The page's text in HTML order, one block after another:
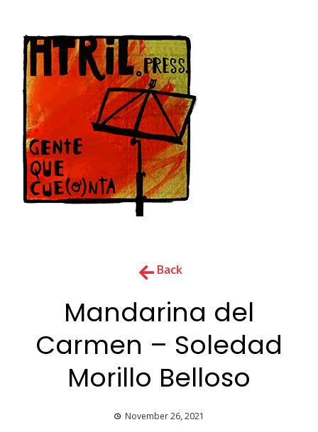
Back
Mandarina del
Carmen – Soledad
Morillo Belloso
November 26, 2021